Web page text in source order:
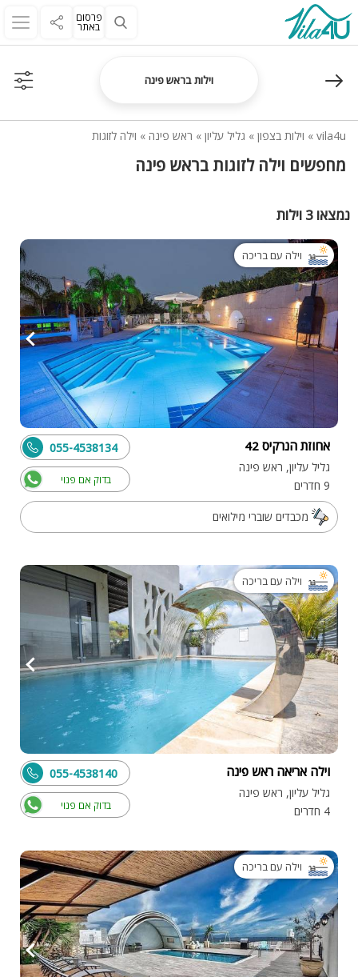
פרסום
באתר
וילות בראש פינה
vila4u
» וילות בצפון » גליל עליון » ראש פינה » וילה לזוגות
מחפשים וילה לזוגות בראש פינה
נמצאו 3 וילות
וילה עם בריכה
אחוזת הנרקיס 42
גליל עליון, ראש פינה
9 חדרים
בדוק אם פנוי
055-4538134
מכבדים שוברי מילואים
וילה עם בריכה
וילה אריאה ראש פינה
גליל עליון, ראש פינה
4 חדרים
בדוק אם פנוי
055-4538140
וילה עם בריכה